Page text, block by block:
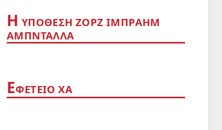
Η YΠΟΘΕΣΗ ΖΟΡΖ ΙΜΠΡΑΗΜ
ΑΜΠΝΤΑΛΛΑ
ΕΦΕΤΕΙΟ ΧΑ